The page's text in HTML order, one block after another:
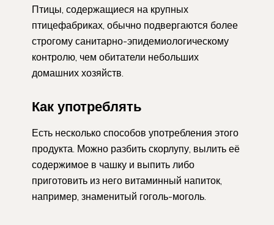
Птицы, содержащиеся на крупных
птицефабриках, обычно подвергаются более
строгому санитарно-эпидемиологическому
контролю, чем обитатели небольших
домашних хозяйств.
Как употреблять
Есть несколько способов употребления этого
продукта. Можно разбить скорлупу, вылить её
содержимое в чашку и выпить либо
приготовить из него витаминный напиток,
например, знаменитый гоголь-моголь.